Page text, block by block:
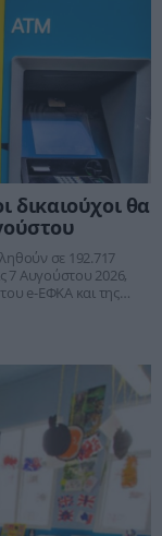
δικαιούχοι θα
σε 192.717
7 Αυγούστου 2026,
e-ΕΦΚΑ και της